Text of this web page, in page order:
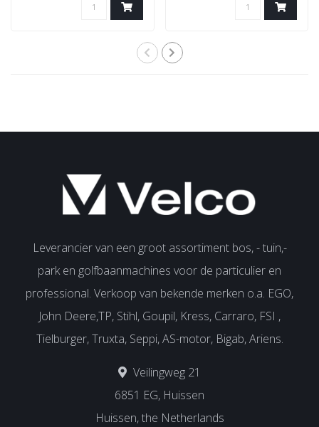
Leverancier van een groot assortiment bos, - tuin,-
park en golfbaanmachines voor de particulier en
professional. Verkoop van bekende merken o.a. EGO,
John Deere,TP, Stihl, Goupil, Kress, Carraro, FSI ,
Tielburger, Truxta, Seppi, AS-motor, Bigab, Ariens.
Veilingweg 21
6851 EG, Huissen
Huissen, the Netherlands